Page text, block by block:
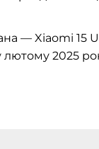
— Xiaomi 15
лютому 2025